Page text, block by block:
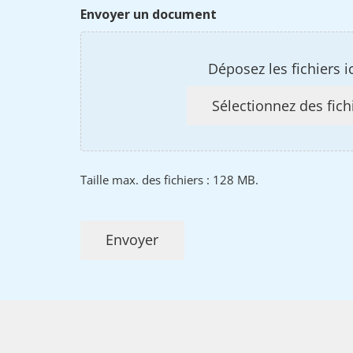
Envoyer un document
Déposez les fichiers
Sélectionnez des
Taille max. des fichiers : 128 MB.